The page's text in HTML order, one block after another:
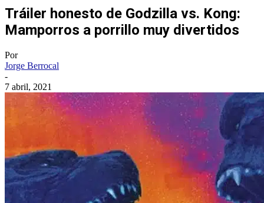
Tráiler honesto de Godzilla vs. Kong:
Mamporros a porrillo muy divertidos
Por
Jorge Berrocal
-
7 abril, 2021